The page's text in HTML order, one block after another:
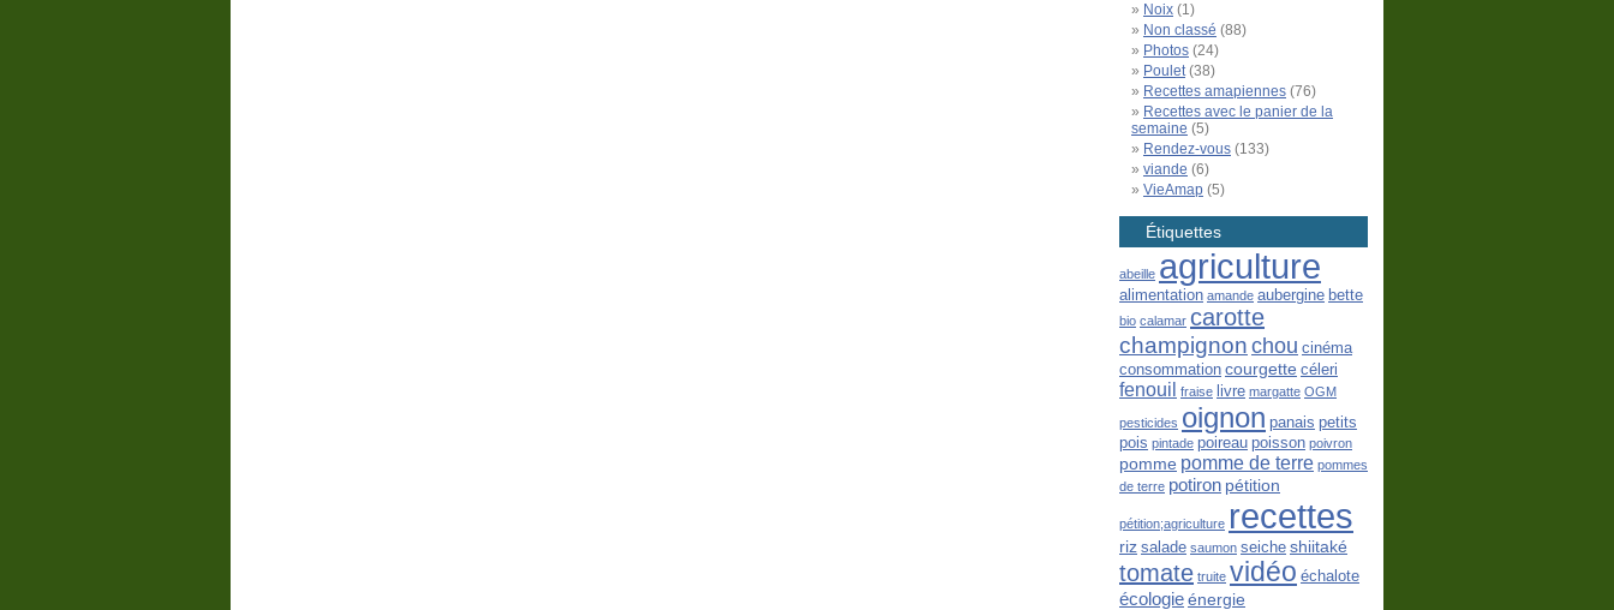
Noix (1)
Non classé (88)
Photos (24)
Poulet(38)
Recettes amapiennes (76)
Recettes avec le panier de la
semaine (5)
Rendez-vous (133)
viande (6)
VieAmap (5)
Étiquettes
abeille agriculture
alimentation amande aubergine bette
bio calamar carotte
champignon chou cinéma
consommation courgette céleri
fenouil fraise livre margatte OGM
pesticides oignon panais petits
pois pintade poireau poisson poivron
pomme pomme de terre pommes
de terre potiron pétition
pétition;agriculture recettes
riz salade saumon seiche shiitaké
tomate truite vidéo échalote
écologieénergie